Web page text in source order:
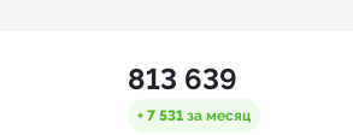
813 639
+ 7 531 за месяц